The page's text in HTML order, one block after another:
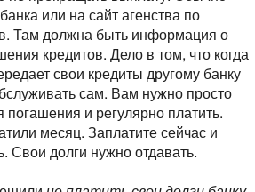
или на сайт агенства по
Там должна быть информация о
кредитов. Дело в том, что когда
свои кредиты другому банку
сам. Вам нужно просто
погашения и регулярно платить.
месяц. Заплатите сейчас и
Свои долги нужно отдавать.